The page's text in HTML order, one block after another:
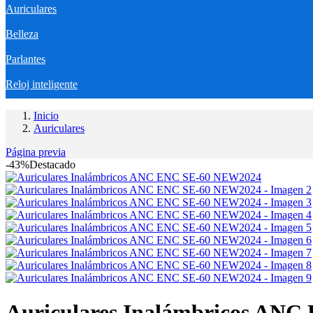
Auriculares
Belleza
Parlantes
Reloj inteligente
Inicio
Auriculares
Página previa
-43%Destacado